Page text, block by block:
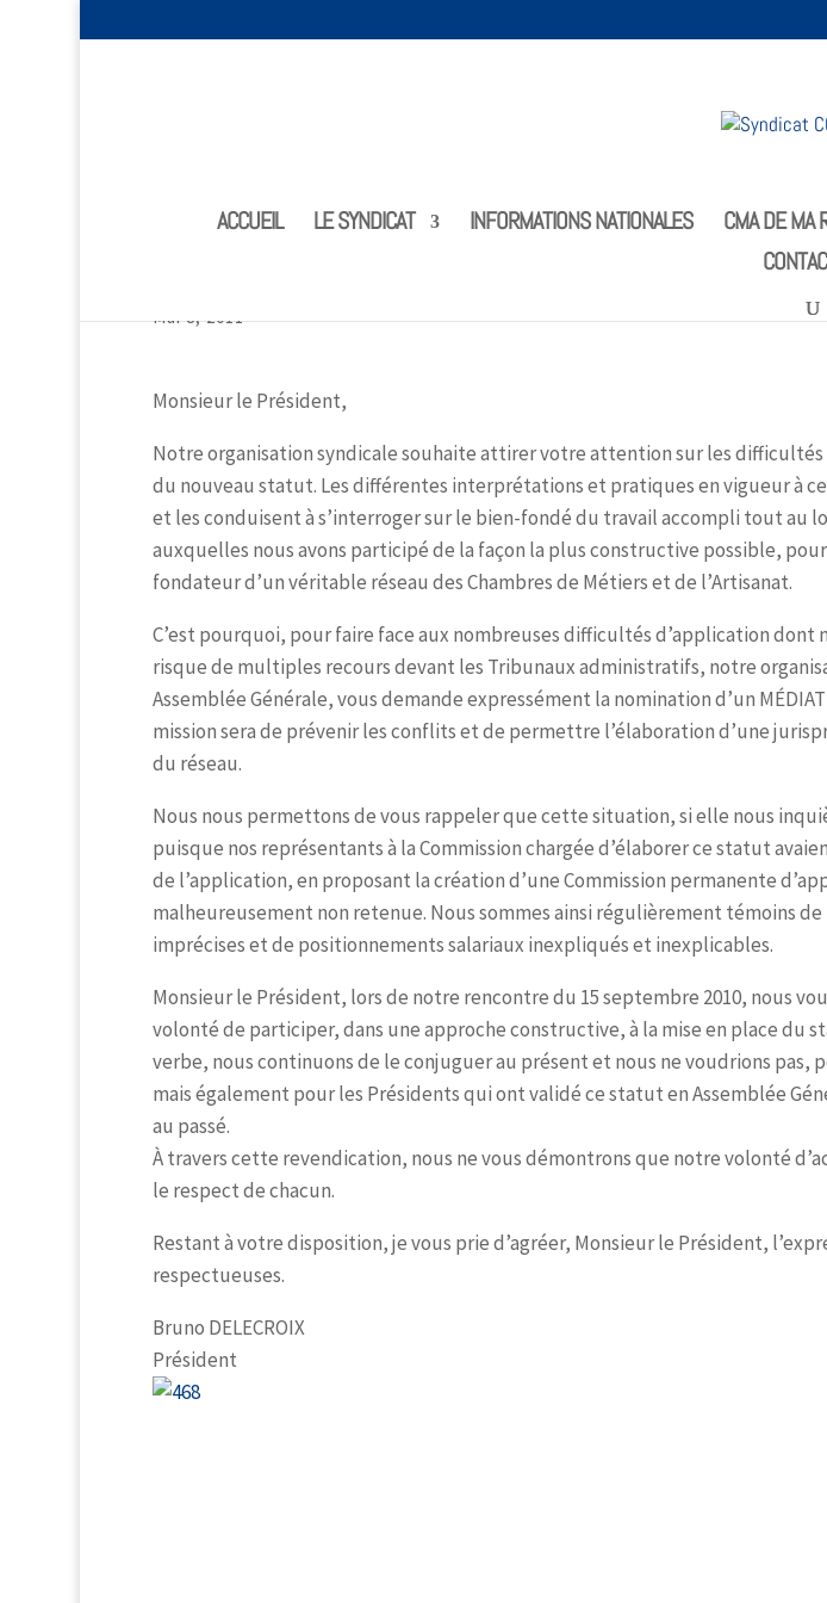
ACCUEIL LE SYNDICAT INFORMATIONS NATIONALES CMA DE MA
Mai 8, 2011
Monsieur le Président,
Notre organisation syndicale souhaite attirer votre attention sur les difficultés
du nouveau statut. Les différentes interprétations et pratiques en vigueur à
et les conduisent à s’interroger sur le bien-fondé du travail accompli tout au
auxquelles nous avons participé de la façon la plus constructive possible,
fondateur d’un véritable réseau des Chambres de Métiers et de l’Artisanat.
C’est pourquoi, pour faire face aux nombreuses difficultés d’application dont
risque de multiples recours devant les Tribunaux administratifs, notre
Assemblée Générale, vous demande expressément la nomination d’un
mission sera de prévenir les conflits et de permettre l’élaboration d’une
du réseau.
Nous nous permettons de vous rappeler que cette situation, si elle nous
puisque nos représentants à la Commission chargée d’élaborer ce statut
de l’application, en proposant la création d’une Commission permanente
malheureusement non retenue. Nous sommes ainsi régulièrement témoins
imprécises et de positionnements salariaux inexpliqués et inexplicables.
Monsieur le Président, lors de notre rencontre du 15 septembre 2010, nous
volonté de participer, dans une approche constructive, à la mise en place du
verbe, nous continuons de le conjuguer au présent et nous ne voudrions pas,
mais également pour les Présidents qui ont validé ce statut en Assemblée
au passé.
À travers cette revendication, nous ne vous démontrons que notre volonté
le respect de chacun.
Restant à votre disposition, je vous prie d’agréer, Monsieur le Président,
respectueuses.
Bruno DELECROIX
Président